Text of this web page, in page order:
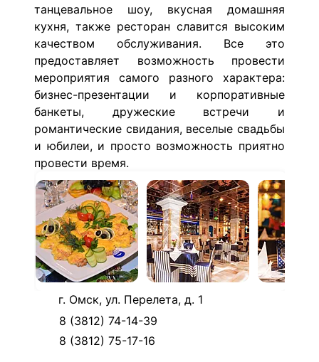
танцевальное шоу, вкусная домашняя
кухня, также ресторан славится высоким
качеством обслуживания. Все это
предоставляет возможность провести
мероприятия самого разного характера:
бизнес-презентации и корпоративные
банкеты, дружеские встречи и
романтические свидания, веселые свадьбы
и юбилеи, и просто возможность приятно
провести время.
г. Омск, ул. Перелета, д. 1
8 (3812) 74-14-39
8 (3812) 75-17-16